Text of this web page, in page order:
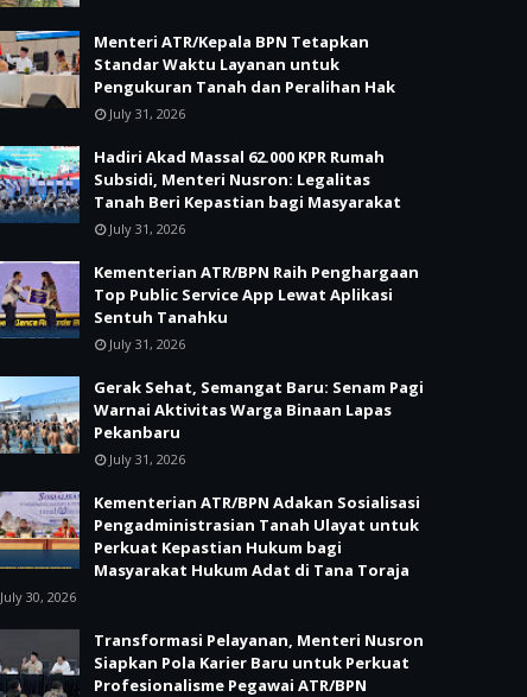
Menteri ATR/Kepala BPN Tetapkan
Standar Waktu Layanan untuk
Pengukuran Tanah dan Peralihan Hak
July 31, 2026
Hadiri Akad Massal 62.000 KPR Rumah
Subsidi, Menteri Nusron: Legalitas
Tanah Beri Kepastian bagi Masyarakat
July 31, 2026
Kementerian ATR/BPN Raih Penghargaan
Top Public Service App Lewat Aplikasi
Sentuh Tanahku
July 31, 2026
Gerak Sehat, Semangat Baru: Senam Pagi
Warnai Aktivitas Warga Binaan Lapas
Pekanbaru
July 31, 2026
Kementerian ATR/BPN Adakan Sosialisasi
Pengadministrasian Tanah Ulayat untuk
Perkuat Kepastian Hukum bagi
Masyarakat Hukum Adat di Tana Toraja
July 30, 2026
Transformasi Pelayanan, Menteri Nusron
Siapkan Pola Karier Baru untuk Perkuat
Profesionalisme Pegawai ATR/BPN